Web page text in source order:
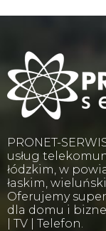
PRONET-
usług
łódzkim, w
łaskim,
Oferujemy
dla domu i
| TV | Telefon.